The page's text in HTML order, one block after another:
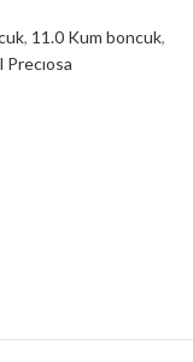
, 11.0 Kum boncuk,
Precıosa